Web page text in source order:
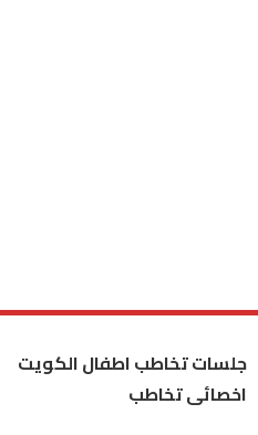
جلسات تخاطب اطفال الكويت
اخصائى تخاطب